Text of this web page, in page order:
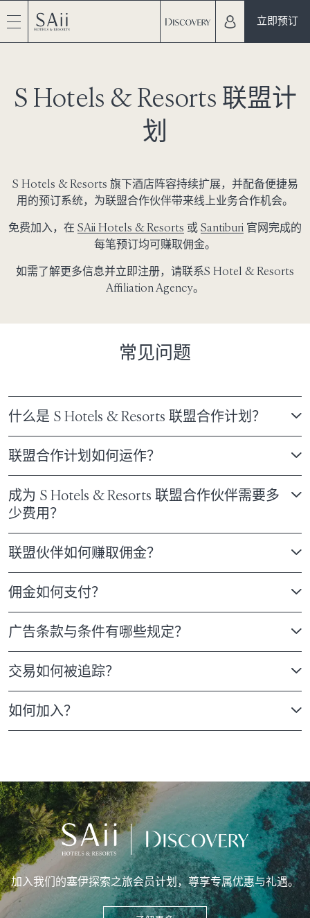
立即预订
S Hotels & Resorts 联盟计
划
S Hotels & Resorts 旗下酒店阵容持续扩展，并配备便捷易
用的预订系统，为联盟合作伙伴带来线上业务合作机会。
免费加入，在 SAii Hotels & Resorts 或 Santiburi 官网完成的
每笔预订均可赚取佣金。
如需了解更多信息并立即注册，请联系S Hotel & Resorts
Affiliation Agency。
常见问题
什么是 S Hotels & Resorts 联盟合作计划？
联盟合作计划如何运作？
成为 S Hotels & Resorts 联盟合作伙伴需要多
少费用？
联盟伙伴如何赚取佣金？
佣金如何支付？
广告条款与条件有哪些规定？
交易如何被追踪？
如何加入？
加入我们的塞伊探索之旅会员计划，尊享专属优惠与礼遇。